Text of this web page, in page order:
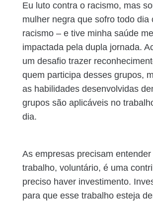
Eu luto contra o racismo, mas
mulher negra que sofro todo dia
racismo – e tive minha saúde
impactada pela dupla jornada.
um desafio trazer
quem participa desses grupos,
as habilidades desenvolvidas
grupos são aplicáveis no
dia.
As empresas precisam
trabalho, voluntário, é uma
preciso haver investimento.
para que esse trabalho esteja